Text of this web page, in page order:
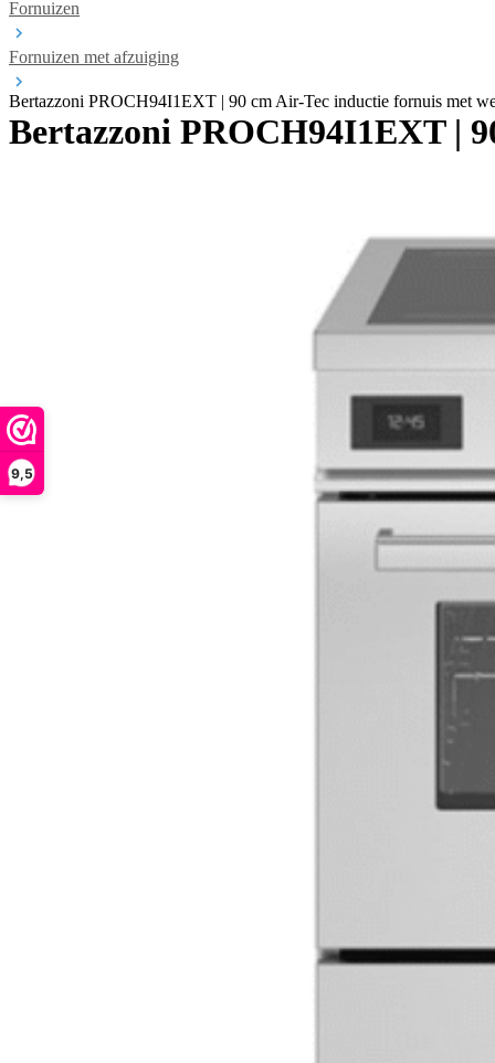
9,5
Fornuizen
Fornuizen met afzuiging
Bertazzoni PROCH94I1EXT | 90 cm Air-Tec inductie fornuis met
Bertazzoni PROCH94I1EXT |